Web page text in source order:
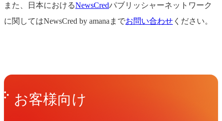
また、日本におけるNewsCredパブリッシャーネットワーク
に関してはNewsCred by amanaまでお問い合わせ ください。
Get in Touchお問い合わせ
お客様向け